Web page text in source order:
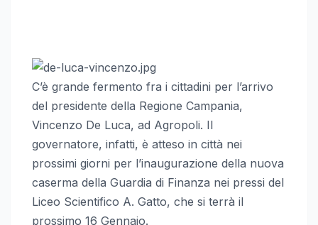
C’è grande fermento fra i cittadini per l’arrivo
del presidente della Regione Campania,
Vincenzo De Luca, ad Agropoli. Il
governatore, infatti, è atteso in città nei
prossimi giorni per l’inaugurazione della nuova
caserma della Guardia di Finanza nei pressi del
Liceo Scientifico A. Gatto, che si terrà il
prossimo 16 Gennaio.